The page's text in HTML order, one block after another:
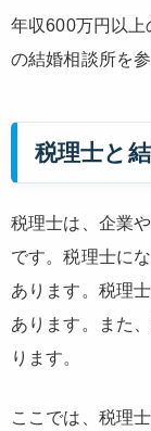
年収600万円以上
の結婚相談所を
税理士と
税理士は、企業
です。税理士に
あります。税理
あります。また
ります。
ここでは、税理